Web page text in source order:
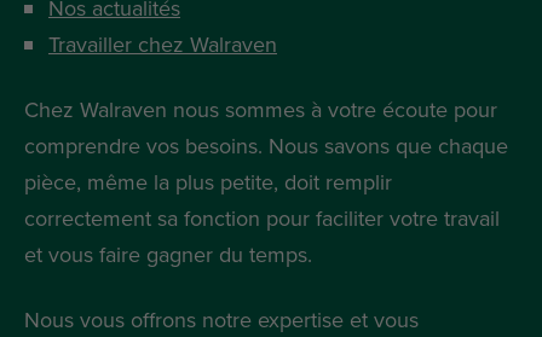
Nos actualités
Travailler chez Walraven
Chez Walraven nous sommes à votre écoute pour
comprendre vos besoins. Nous savons que chaque
pièce, même la plus petite, doit remplir
correctement sa fonction pour faciliter votre travail
et vous faire gagner du temps.
Nous vous offrons notre expertise et vous